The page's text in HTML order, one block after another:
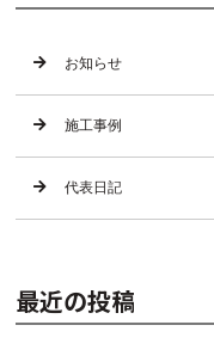
お知らせ
施工事例
代表日記
最近の投稿